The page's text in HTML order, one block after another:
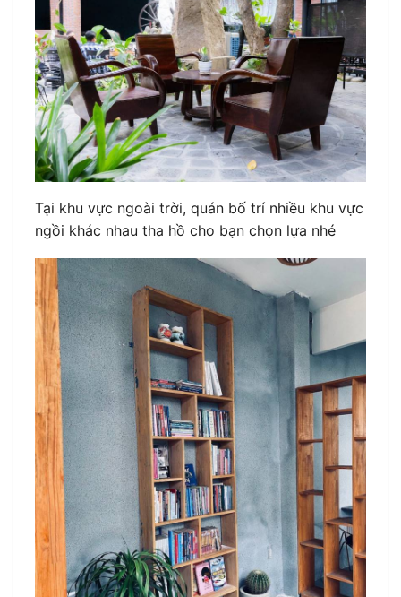
Tại khu vực ngoài trời, quán bố trí nhiều khu vực
ngồi khác nhau tha hồ cho bạn chọn lựa nhé